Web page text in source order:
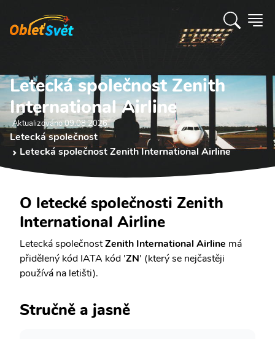
Letecká společnost Zenith
International Airline
Aktualizováno 09.08 2026
Letecká společnost
Letecká společnost Zenith International Airline
O letecké společnosti Zenith
International Airline
Letecká společnostZenith International Airline má
přidělený kód IATA kód 'ZN' (který se nejčastěji
používá na letišti).
Stručně a jasně